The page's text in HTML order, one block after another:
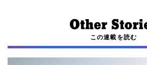
この連載を読む